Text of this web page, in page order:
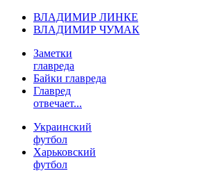
ВЛАДИМИР ЛИНКЕ
ВЛАДИМИР ЧУМАК
Заметки
главреда
Байки главреда
Главред
отвечает...
Украинский
футбол
Харьковский
футбол